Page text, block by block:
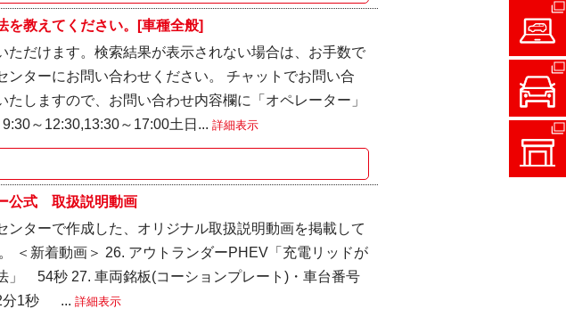
を教えてください。[車種全般]
ただけます。検索結果が表示されない場合は、お手数で
ンターにお問い合わせください。 チャットでお問い合
しますので、お問い合わせ内容欄に「オペレーター」
～12:30,13:30～17:00土日... 詳細表示
公式 取扱説明動画
ンターで作成した、オリジナル取扱説明動画を掲載して
＜新着動画＞ 26. アウトランダーPHEV「充電リッドが
」 54秒 27. 車両銘板(コーションプレート)・車台番号
分1秒 ... 詳細表示